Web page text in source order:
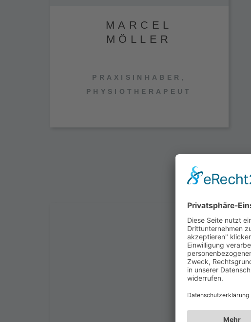
MARCEL
MÖLLER
PRAXISINHABER,
PHYSIOTHERAPEUT